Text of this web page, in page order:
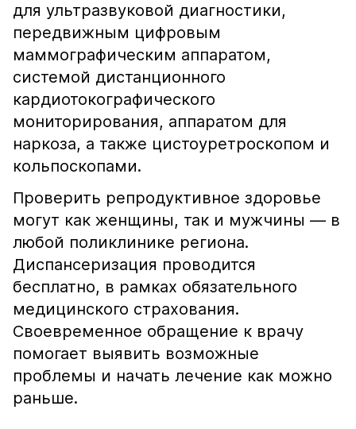
для ультразвуковой диагностики,
передвижным цифровым
маммографическим аппаратом,
системой дистанционного
кардиотокографического
мониторирования, аппаратом для
наркоза, а также цистоуретроскопом и
кольпоскопами.
Проверить репродуктивное здоровье
могут как женщины, так и мужчины — в
любой поликлинике региона.
Диспансеризация проводится
бесплатно, в рамках обязательного
медицинского страхования.
Своевременное обращение к врачу
помогает выявить возможные
проблемы и начать лечение как можно
раньше.